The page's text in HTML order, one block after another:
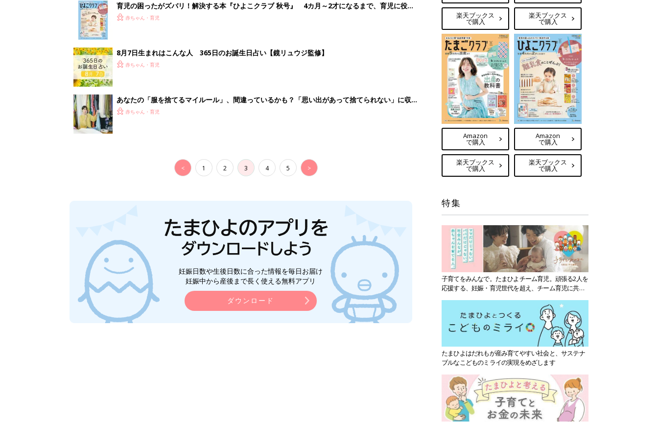
育児の困ったがズバリ！解決する本『ひよこクラブ 秋号』 4カ月～2才になるまで、育児に役立
つ情報がいっぱい！
赤ちゃん・育児
8月7日生まれはこんな人 365日のお誕生日占い【鏡リュウジ監修】
赤ちゃん・育児
あなたの「服を捨てるマイルール」、間違っているかも？「思い出があって捨てられない」に収納
スタイリストが喝！
赤ちゃん・育児
< 1 2 3 4 5 >
妊娠日数や生後日数に合った情報を毎日お届け
妊娠中から産後まで長く使える無料アプリ
ダウンロード
楽天ブックス
で購入
楽天ブックス
で購入
Amazon
で購入
楽天ブックス
で購入
Amazon
で購入
楽天ブックス
で購入
特集
子育てをみんなで。たまひよチーム育児。頑張る2人を
応援する、妊娠・育児世代を超え、チーム育児に共感
たまひよはだれもが産み育てやすい社会と、サステナ
ブルなこどものミライの実現をめざします